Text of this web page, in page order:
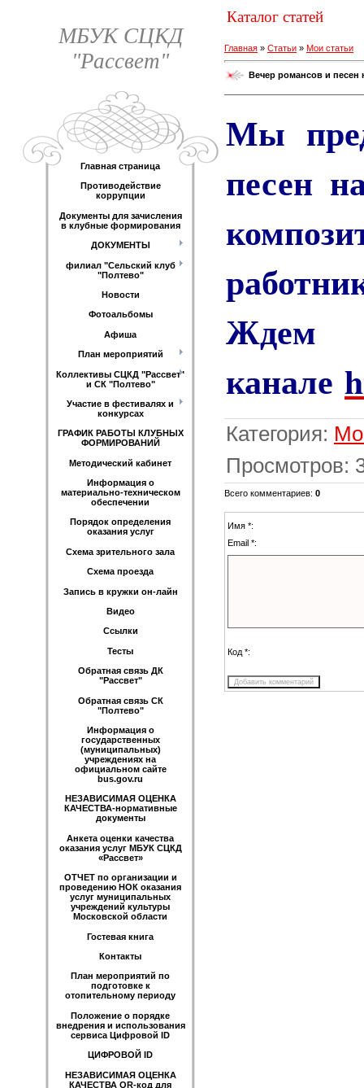
МБУК СЦКД
"Рассвет"
Главная страница
Противодействие
коррупции
Документы для зачисления
в клубные формирования
ДОКУМЕНТЫ
филиал "Сельский клуб
"Полтево"
Новости
Фотоальбомы
Афиша
План мероприятий
Коллективы СЦКД "Рассвет"
и СК "Полтево"
Участие в фестивалях и
конкурсах
ГРАФИК РАБОТЫ КЛУБНЫХ
ФОРМИРОВАНИЙ
Методический кабинет
Информация о
материально-техническом
обеспечении
Порядок определения
оказания услуг
Схема зрительного зала
Схема проезда
Запись в кружки он-лайн
Видео
Ссылки
Тесты
Обратная связь ДК
"Рассвет"
Обратная связь СК
"Полтево"
Информация о
государственных
(муниципальных)
учреждениях на
официальном сайте
bus.gov.ru
НЕЗАВИСИМАЯ ОЦЕНКА
КАЧЕСТВА-нормативные
документы
Анкета оценки качества
оказания услуг МБУК СЦКД
«Рассвет»
ОТЧЕТ по организации и
проведению НОК оказания
услуг муниципальных
учреждений культуры
Московской области
Гостевая книга
Контакты
План мероприятий по
подготовке к
отопительному периоду
Положение о порядке
внедрения и использования
сервиса Цифровой ID
ЦИФРОВОЙ ID
НЕЗАВИСИМАЯ ОЦЕНКА
КАЧЕСТВА QR-код для
Каталог статей
Главная » Статьи » Мои статьи
Вечер романсов и песен
Мы
песен
канале
Категория:
Просмотров:
Всего комментариев: 0
Имя *:
Email *:
Код *: